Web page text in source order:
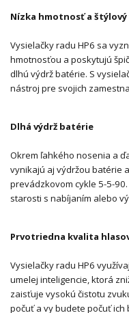
Nízka hmotnosť a štýlový
Vysielačky radu HP6 sa
hmotnosťou a poskytujú
dlhú výdrž batérie. S
nástroj pre svojich
Dlhá výdrž batérie
Okrem ľahkého nosenia a
vynikajú aj výdržou batérie
prevádzkovom cykle 5-5-
starosti s nabíjaním alebo
Prvotriedna kvalita
Vysielačky radu HP6
umelej inteligencie, ktorá
zaisťuje vysokú čistotu
počuť a ​​vy budete počuť